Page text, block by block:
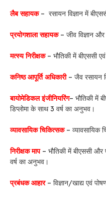
लैब सहायक– रसायन विज्ञान में
प्रयोगशाला सहायक– जीव विज्ञान और
मत्स्य निरीक्षक– भौतिकी में बीएससी एवं
कनिष्ठ आपूर्ति अधिकारी– जैव रसायन
बायोमेडिकल इंजीनियरिंग– भौतिकी में
डिप्लोमा के साथ 3 वर्ष का अनुभव।
व्यावसायिक चिकित्सक– व्यावसायिक
निरीक्षक माप– भौतिकी में बीएससी और
वर्ष का अनुभव।
प्रबंधक आहार– विज्ञान/खाद्य एवं